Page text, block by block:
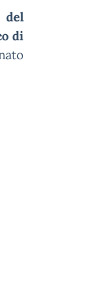
del
di